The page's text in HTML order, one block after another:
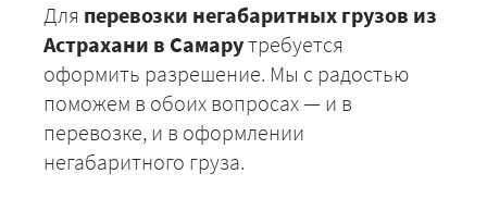
Для перевозки негабаритных грузов из
Астрахани в Самарутребуется
оформить разрешение. Мы с радостью
поможем в обоих вопросах — и в
перевозке, и в оформлении
негабаритного груза.